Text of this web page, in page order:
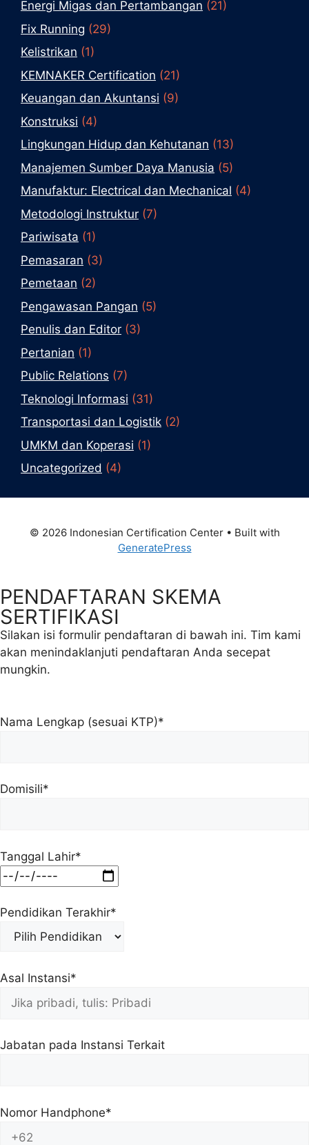
Energi Migas dan Pertambangan (21)
Fix Running (29)
Kelistrikan (1)
KEMNAKER Certification (21)
Keuangan dan Akuntansi (9)
Konstruksi (4)
Lingkungan Hidup dan Kehutanan (13)
Manajemen Sumber Daya Manusia (5)
Manufaktur: Electrical dan Mechanical (4)
Metodologi Instruktur (7)
Pariwisata (1)
Pemasaran (3)
Pemetaan (2)
Pengawasan Pangan (5)
Penulis dan Editor (3)
Pertanian (1)
Public Relations (7)
Teknologi Informasi (31)
Transportasi dan Logistik (2)
UMKM dan Koperasi (1)
Uncategorized (4)
© 2026 Indonesian Certification Center• Built with
GeneratePress
PENDAFTARAN SKEMA
SERTIFIKASI​
Silakan isi formulir pendaftaran di bawah ini. Tim kami
akan menindaklanjuti pendaftaran Anda secepat
mungkin.
Nama Lengkap (sesuai KTP)*
Domisili*
Tanggal Lahir*
Pendidikan Terakhir*
Asal Instansi*
Jabatan pada Instansi Terkait
Nomor Handphone*